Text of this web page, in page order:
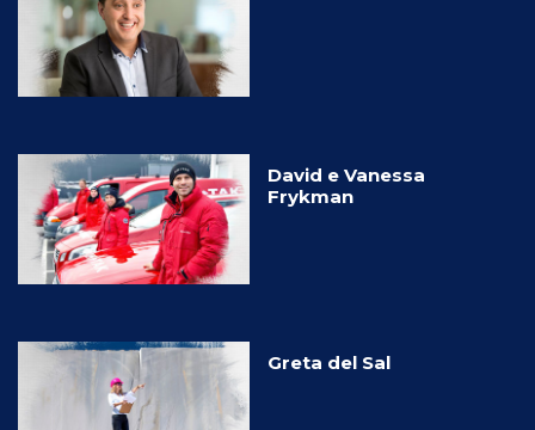
David e Vanessa
Frykman
Greta del Sal